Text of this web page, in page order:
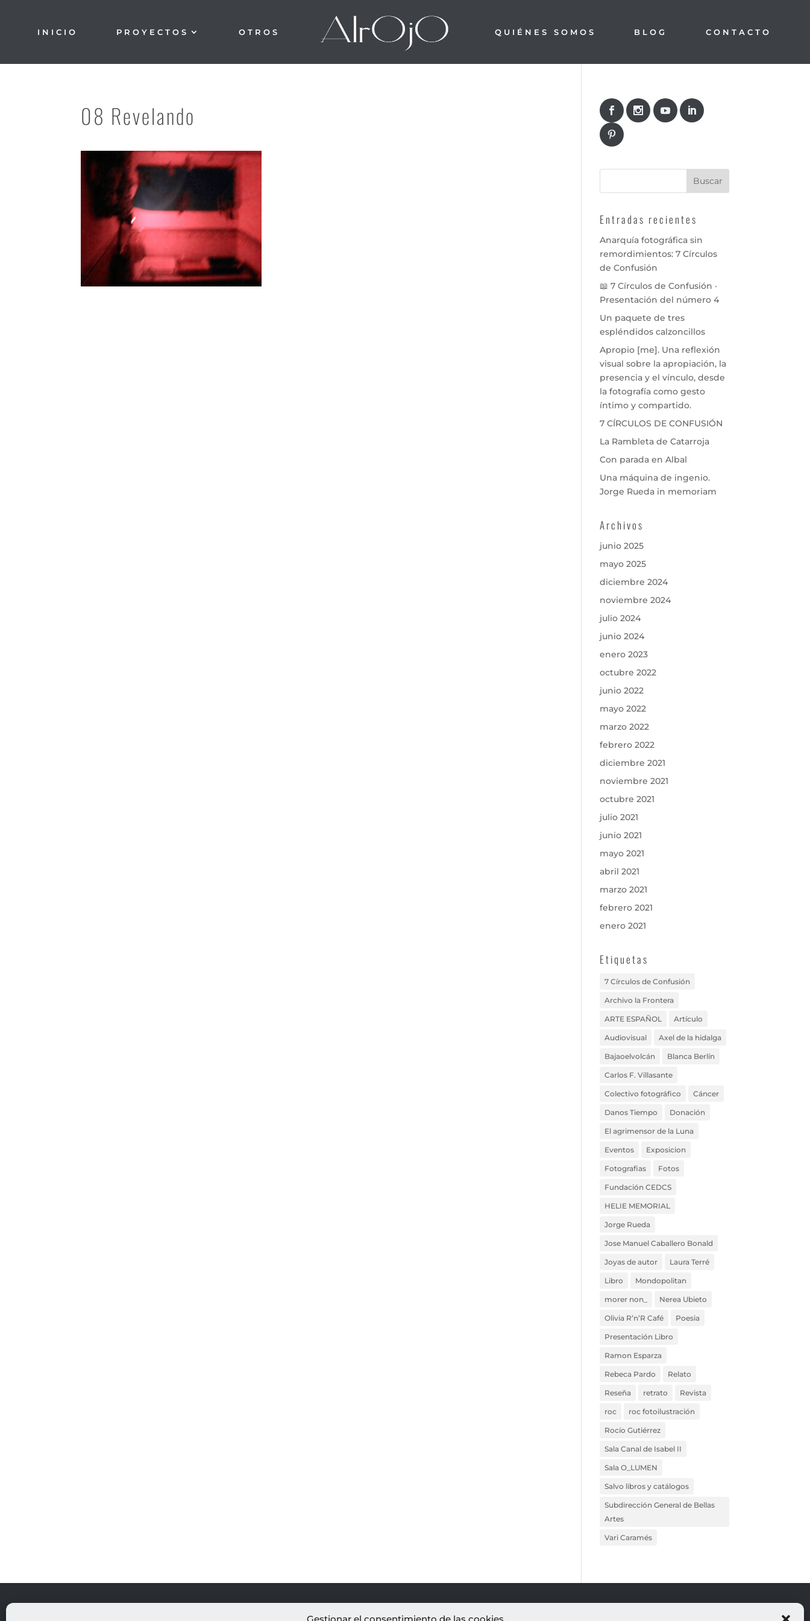
INICIO PROYECTOS OTROS QUIÉNES SOMOS BLOG CONTACTO
08 Revelando
Entradas recientes
Anarquía fotográfica sin
remordimientos: 7 Círculos
de Confusión
📖 7 Círculos de Confusión ·
Presentación del número 4
Un paquete de tres
espléndidos calzoncillos
Apropio [me]. Una reflexión
visual sobre la apropiación, la
presencia y el vínculo, desde
la fotografía como gesto
íntimo y compartido.
7 CÍRCULOS DE CONFUSIÓN
La Rambleta de Catarroja
Con parada en Albal
Una máquina de ingenio.
Jorge Rueda in memoriam
Archivos
junio 2025
mayo 2025
diciembre 2024
noviembre 2024
julio 2024
junio 2024
enero 2023
octubre 2022
junio 2022
mayo 2022
marzo 2022
febrero 2022
diciembre 2021
noviembre 2021
octubre 2021
julio 2021
junio 2021
mayo 2021
abril 2021
marzo 2021
febrero 2021
enero 2021
Etiquetas
7 Círculos de Confusión
Archivo la Frontera
ARTE ESPAÑOL Artículo
Audiovisual Axel de la hidalga
Bajaoelvolcán Blanca Berlín
Carlos F. Villasante
Colectivo fotográfico Cáncer
Danos Tiempo Donación
El agrimensor de la Luna
Eventos Exposicion
Fotografias Fotos
Fundación CEDCS
HELIE MEMORIAL
Jorge Rueda
Jose Manuel Caballero Bonald
Joyas de autor Laura Terré
Libro Mondopolitan
morer non_ Nerea Ubieto
Olivia R’n’R Café Poesia
Presentación Libro
Ramon Esparza
Rebeca Pardo Relato
Reseña retrato Revista
roc roc fotoilustración
Rocío Gutiérrez
Sala Canal de Isabel II
Sala O_LUMEN
Salvo libros y catálogos
Subdirección General de Bellas
Artes
Vari Caramés
PROYECTOS